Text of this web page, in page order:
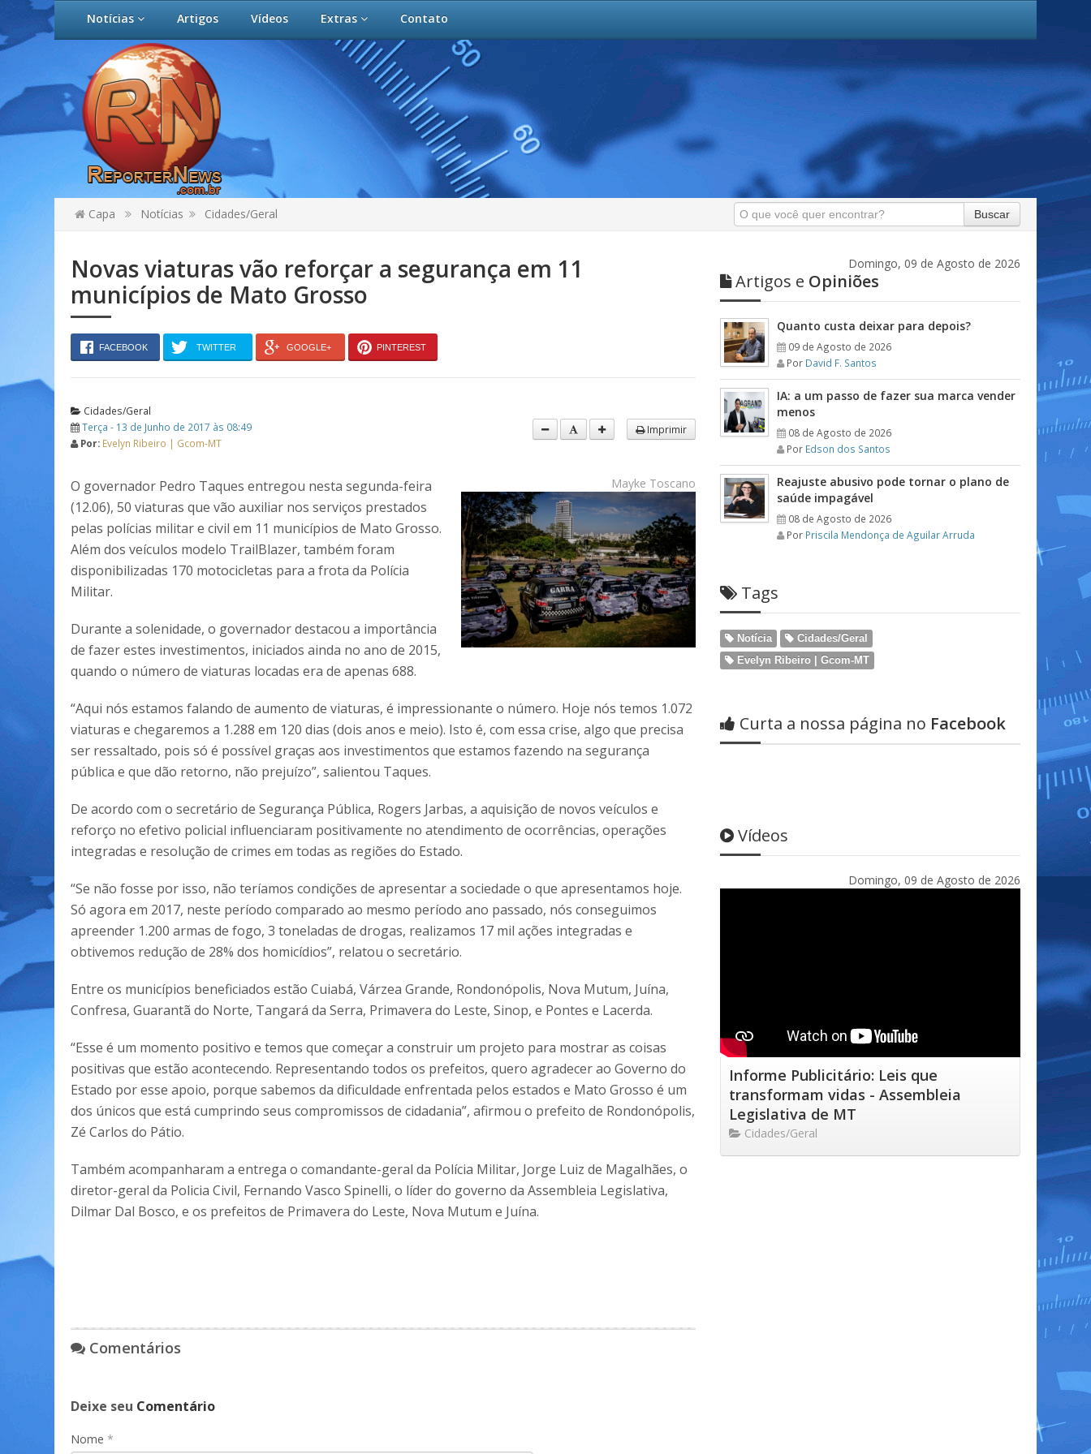
Notícias Artigos Vídeos Extras Contato
Capa Notícias Cidades/Geral Buscar
Novas viaturas vão reforçar a segurança em 11
municípios de Mato Grosso
FACEBOOK TWITTER GOOGLE+ PINTEREST
Cidades/Geral
Terça - 13 de Junho de 2017 às 08:49
Por: Evelyn Ribeiro | Gcom-MT
Imprimir
Mayke Toscano
O governador Pedro Taques entregou nesta segunda-feira
(12.06), 50 viaturas que vão auxiliar nos serviços prestados
pelas polícias militar e civil em 11 municípios de Mato Grosso.
Além dos veículos modelo TrailBlazer, também foram
disponibilizadas 170 motocicletas para a frota da Polícia
Militar.
Durante a solenidade, o governador destacou a importância
de fazer estes investimentos, iniciados ainda no ano de 2015,
quando o número de viaturas locadas era de apenas 688.
“Aqui nós estamos falando de aumento de viaturas, é impressionante o número. Hoje nós temos 1.072
viaturas e chegaremos a 1.288 em 120 dias (dois anos e meio). Isto é, com essa crise, algo que precisa
ser ressaltado, pois só é possível graças aos investimentos que estamos fazendo na segurança
pública e que dão retorno, não prejuízo”, salientou Taques.
De acordo com o secretário de Segurança Pública, Rogers Jarbas, a aquisição de novos veículos e
reforço no efetivo policial influenciaram positivamente no atendimento de ocorrências, operações
integradas e resolução de crimes em todas as regiões do Estado.
“Se não fosse por isso, não teríamos condições de apresentar a sociedade o que apresentamos hoje.
Só agora em 2017, neste período comparado ao mesmo período ano passado, nós conseguimos
apreender 1.200 armas de fogo, 3 toneladas de drogas, realizamos 17 mil ações integradas e
obtivemos redução de 28% dos homicídios”, relatou o secretário.
Entre os municípios beneficiados estão Cuiabá, Várzea Grande, Rondonópolis, Nova Mutum, Juína,
Confresa, Guarantã do Norte, Tangará da Serra, Primavera do Leste, Sinop, e Pontes e Lacerda.
“Esse é um momento positivo e temos que começar a construir um projeto para mostrar as coisas
positivas que estão acontecendo. Representando todos os prefeitos, quero agradecer ao Governo do
Estado por esse apoio, porque sabemos da dificuldade enfrentada pelos estados e Mato Grosso é um
dos únicos que está cumprindo seus compromissos de cidadania”, afirmou o prefeito de Rondonópolis,
Zé Carlos do Pátio.
Também acompanharam a entrega o comandante-geral da Polícia Militar, Jorge Luiz de Magalhães, o
diretor-geral da Policia Civil, Fernando Vasco Spinelli, o líder do governo da Assembleia Legislativa,
Dilmar Dal Bosco, e os prefeitos de Primavera do Leste, Nova Mutum e Juína.
Comentários
Deixe seu Comentário
Nome *
Domingo, 09 de Agosto de 2026
Artigos e Opiniões
Quanto custa deixar para depois?
09 de Agosto de 2026
Por David F. Santos
IA: a um passo de fazer sua marca vender
menos
08 de Agosto de 2026
Por Edson dos Santos
Reajuste abusivo pode tornar o plano de
saúde impagável
08 de Agosto de 2026
Por Priscila Mendonça de Aguilar Arruda
Tags
Notícia
Cidades/Geral
Evelyn Ribeiro | Gcom-MT
Curta a nossa página no Facebook
Vídeos
Domingo, 09 de Agosto de 2026
Informe Publicitário: Leis que
transformam vidas - Assembleia
Legislativa de MT
Cidades/Geral